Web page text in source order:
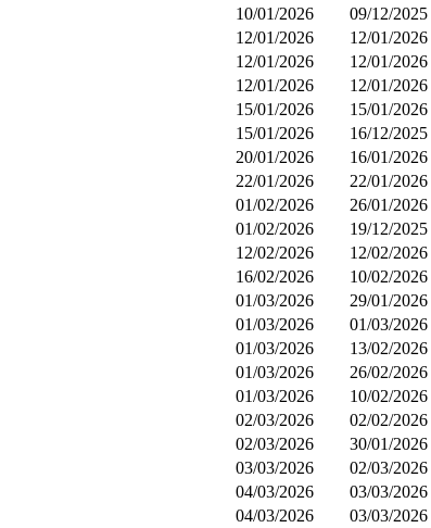
10/01/2026 09/12/2025
12/01/2026 12/01/2026
12/01/2026 12/01/2026
12/01/2026 12/01/2026
15/01/2026 15/01/2026
15/01/2026 16/12/2025
20/01/2026 16/01/2026
22/01/2026 22/01/2026
01/02/2026 26/01/2026
01/02/2026 19/12/2025
12/02/2026 12/02/2026
16/02/2026 10/02/2026
01/03/2026 29/01/2026
01/03/2026 01/03/2026
01/03/2026 13/02/2026
01/03/2026 26/02/2026
01/03/2026 10/02/2026
02/03/2026 02/02/2026
02/03/2026 30/01/2026
03/03/2026 02/03/2026
04/03/2026 03/03/2026
04/03/2026 03/03/2026